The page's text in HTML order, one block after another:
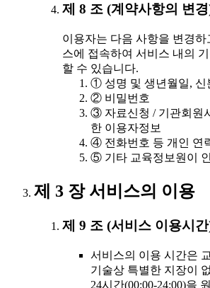
제 8 조 (계약사항의 변
이용자는 다음 사항을 변경하
스에 접속하여 서비스 내의
할 수 있습니다.
① 성명 및 생년월일, 신
② 비밀번호
③ 자료신청 / 기관회원
한 이용자정보
④ 전화번호 등 개인 연
⑤ 기타 교육정보원이
제 3 장 서비스의 이용
제 9 조 (서비스 이용시
서비스의 이용 시간은
기술상 특별한 지장이
24시간(00:00-24:00)을